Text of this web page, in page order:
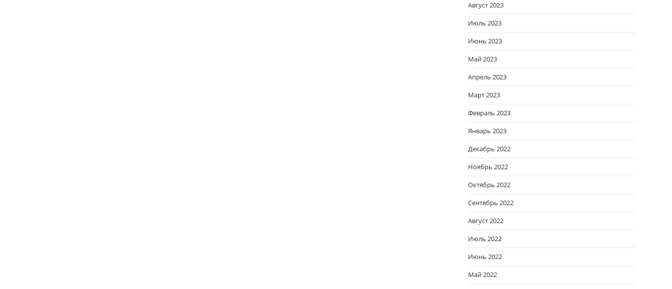
Август 2023
Июль 2023
Июнь 2023
Май 2023
Апрель 2023
Март 2023
Февраль 2023
Январь 2023
Декабрь 2022
Ноябрь 2022
Октябрь 2022
Сентябрь 2022
Август 2022
Июль 2022
Июнь 2022
Май 2022